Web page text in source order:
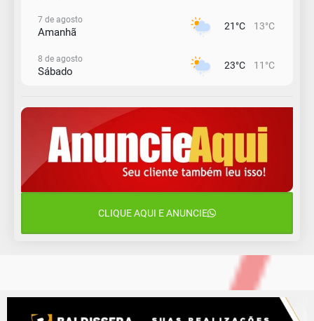
7 de agosto
Amanhã 21°C 13°C
8 de agosto
Sábado 23°C 11°C
Domingo
10 de agosto
Segunda-Feira
CLIQUE AQUI E ANUNCIE